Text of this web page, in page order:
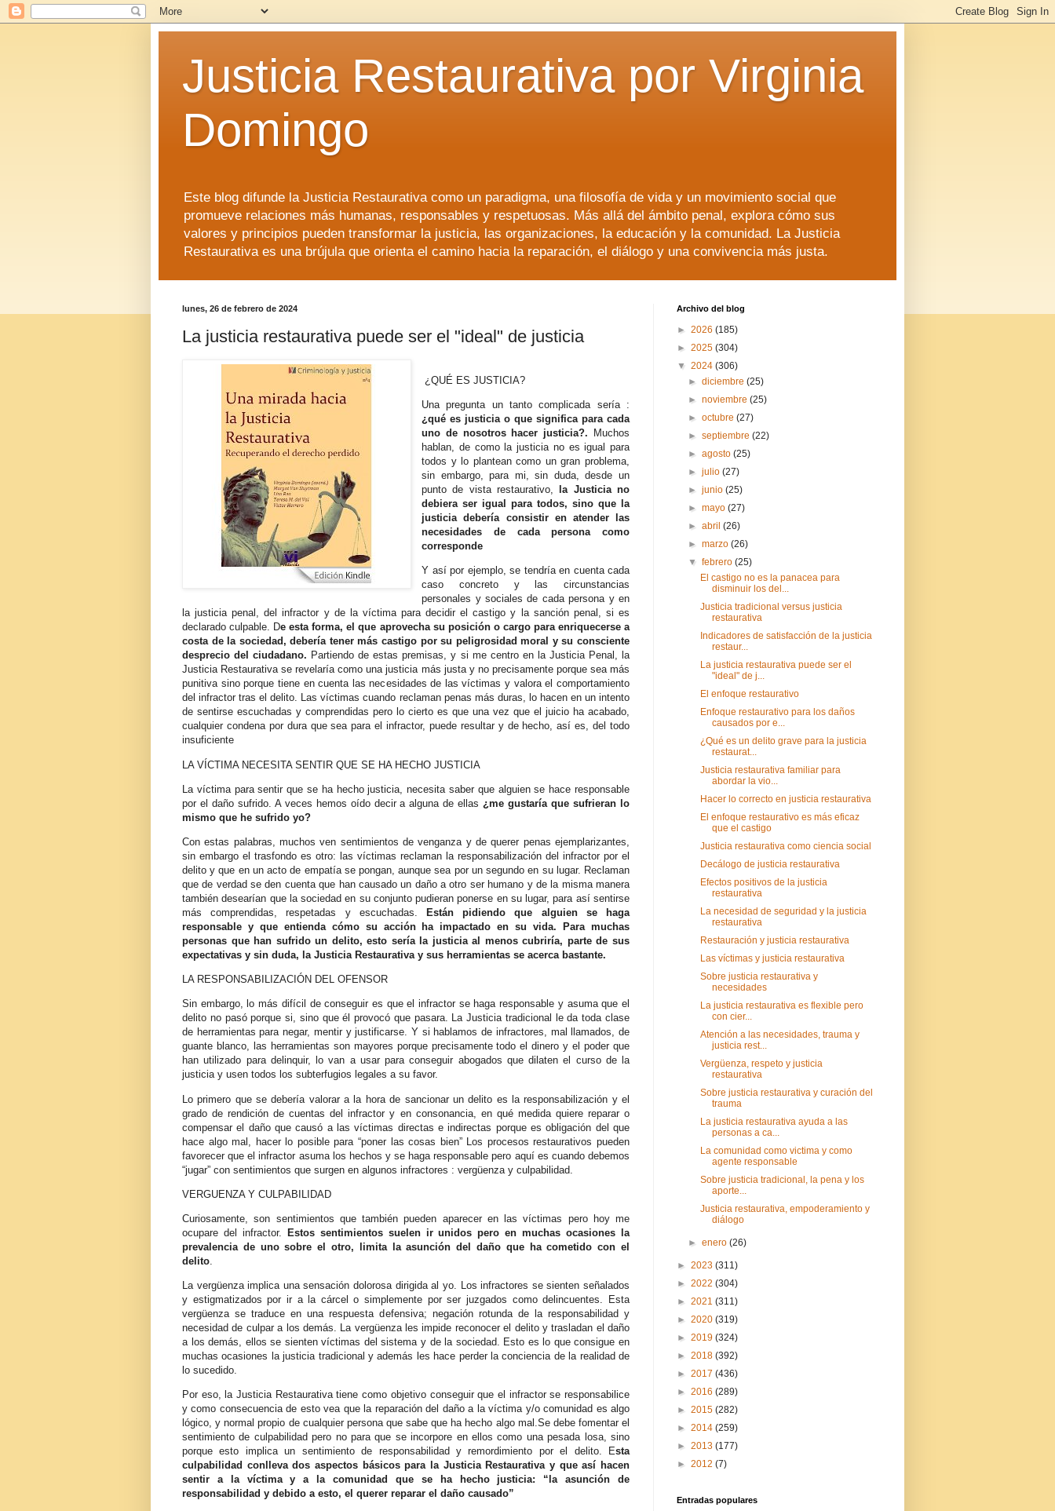
Justicia Restaurativa por Virginia
Domingo
Este blog difunde la Justicia Restaurativa como un paradigma, una filosofía de vida y un movimiento social que
promueve relaciones más humanas, responsables y respetuosas. Más allá del ámbito penal, explora cómo sus
valores y principios pueden transformar la justicia, las organizaciones, la educación y la comunidad. La Justicia
Restaurativa es una brújula que orienta el camino hacia la reparación, el diálogo y una convivencia más justa.
lunes, 26 de febrero de 2024
La justicia restaurativa puede ser el "ideal" de justicia
¿QUÉ ES JUSTICIA?
Una pregunta un tanto complicada sería :
¿qué es justicia o que significa para cada
uno de nosotros hacer justicia?.
Muchos
hablan, de como la justicia no es igual para
todos y lo plantean como un gran problema,
sin embargo, para mi, sin duda, desde un
punto de vista restaurativo,
la Justicia no
debiera ser igual para todos, sino que la
justicia debería consistir en atender las
necesidades de cada persona como
corresponde
Y así por ejemplo, se tendría en cuenta cada
caso concreto y las circunstancias
personales y sociales de cada persona y en
la justicia penal, del infractor y de la víctima para decidir el castigo y la sanción penal, si es
declarado culpable. De esta forma, el que aprovecha su posición o cargo para enriquecerse a
costa de la sociedad, debería tener más castigo por su peligrosidad moral y su consciente
desprecio del ciudadano. Partiendo de estas premisas, y si me centro en la Justicia Penal, la
Justicia Restaurativa se revelaría como una justicia más justa y no precisamente porque sea más
punitiva sino porque tiene en cuenta las necesidades de las víctimas y valora el comportamiento
del infractor tras el delito. Las víctimas cuando reclaman penas más duras, lo hacen en un intento
de sentirse escuchadas y comprendidas pero lo cierto es que una vez que el juicio ha acabado,
cualquier condena por dura que sea para el infractor, puede resultar y de hecho, así es, del todo
insuficiente
LA VÍCTIMA NECESITA SENTIR QUE SE HA HECHO JUSTICIA
La víctima para sentir que se ha hecho justicia, necesita saber que alguien se hace responsable
por el daño sufrido. A veces hemos oído decir a alguna de ellas ¿me gustaría que sufrieran lo
mismo que he sufrido yo?
Con estas palabras, muchos ven sentimientos de venganza y de querer penas ejemplarizantes,
sin embargo el trasfondo es otro: las víctimas reclaman la responsabilización del infractor por el
delito y que en un acto de empatía se pongan, aunque sea por un segundo en su lugar. Reclaman
que de verdad se den cuenta que han causado un daño a otro ser humano y de la misma manera
también desearían que la sociedad en su conjunto pudieran ponerse en su lugar, para así sentirse
más comprendidas, respetadas y escuchadas. Están pidiendo que alguien se haga
responsable y que entienda cómo su acción ha impactado en su vida. Para muchas
personas que han sufrido un delito, esto sería la justicia al menos cubriría, parte de sus
expectativas y sin duda, la Justicia Restaurativa y sus herramientas se acerca bastante.
LA RESPONSABILIZACIÓN DEL OFENSOR
Sin embargo, lo más difícil de conseguir es que el infractor se haga responsable y asuma que el
delito no pasó porque si, sino que él provocó que pasara. La Justicia tradicional le da toda clase
de herramientas para negar, mentir y justificarse. Y si hablamos de infractores, mal llamados, de
guante blanco, las herramientas son mayores porque precisamente todo el dinero y el poder que
han utilizado para delinquir, lo van a usar para conseguir abogados que dilaten el curso de la
justicia y usen todos los subterfugios legales a su favor.
Lo primero que se debería valorar a la hora de sancionar un delito es la responsabilización y el
grado de rendición de cuentas del infractor y en consonancia, en qué medida quiere reparar o
compensar el daño que causó a las víctimas directas e indirectas porque es obligación del que
hace algo mal, hacer lo posible para “poner las cosas bien” Los procesos restaurativos pueden
favorecer que el infractor asuma los hechos y se haga responsable pero aquí es cuando debemos
“jugar” con sentimientos que surgen en algunos infractores : vergüenza y culpabilidad.
VERGUENZA Y CULPABILIDAD
Curiosamente, son sentimientos que también pueden aparecer en las víctimas pero hoy me
ocupare del infractor.
Estos sentimientos suelen ir unidos pero en muchas ocasiones la
prevalencia de uno sobre el otro, limita la asunción del daño que ha cometido con el
delito
La vergüenza implica una sensación dolorosa dirigida al yo. Los infractores se sienten señalados
y estigmatizados por ir a la cárcel o simplemente por ser juzgados como delincuentes. Esta
vergüenza se traduce en una respuesta defensiva; negación rotunda de la responsabilidad y
necesidad de culpar a los demás. La vergüenza les impide reconocer el delito y trasladan el daño
a los demás, ellos se sienten víctimas del sistema y de la sociedad. Esto es lo que consigue en
muchas ocasiones la justicia tradicional y además les hace perder la conciencia de la realidad de
lo sucedido.
Por eso, la Justicia Restaurativa tiene como objetivo conseguir que el infractor se responsabilice
y como consecuencia de esto vea que la reparación del daño a la víctima y/o comunidad es algo
lógico, y normal propio de cualquier persona que sabe que ha hecho algo mal.Se debe fomentar el
sentimiento de culpabilidad pero no para que se incorpore en ellos como una pesada losa, sino
porque esto implica un sentimiento de responsabilidad y remordimiento por el delito. Esta
culpabilidad conlleva dos aspectos básicos para la Justicia Restaurativa y que así hacen
sentir a la víctima y a la comunidad que se ha hecho justicia: “la asunción de
responsabilidad y debido a esto, el querer reparar el daño causado”
Archivo del blog
► 2026 (185)
► 2025 (304)
▼ 2024 (306)
►diciembre(25)
►noviembre(25)
►octubre(27)
►septiembre(22)
►agosto(25)
►julio(27)
►junio(25)
►mayo(27)
►abril(26)
►marzo(26)
▼febrero(25)
El castigo no es la panacea para
disminuir los del...
Justicia tradicional versus justicia
restaurativa
Indicadores de satisfacción de la justicia
restaur...
La justicia restaurativa puede ser el
"ideal" de j...
El enfoque restaurativo
Enfoque restaurativo para los daños
causados por e...
¿Qué es un delito grave para la justicia
restaurat...
Justicia restaurativa familiar para
abordar la vio...
Hacer lo correcto en justicia restaurativa
El enfoque restaurativo es más eficaz
que el castigo
Justicia restaurativa como ciencia social
Decálogo de justicia restaurativa
Efectos positivos de la justicia
restaurativa
La necesidad de seguridad y la justicia
restaurativa
Restauración y justicia restaurativa
Las víctimas y justicia restaurativa
Sobre justicia restaurativa y
necesidades
La justicia restaurativa es flexible pero
con cier...
Atención a las necesidades, trauma y
justicia rest...
Vergüenza, respeto y justicia
restaurativa
Sobre justicia restaurativa y curación del
trauma
La justicia restaurativa ayuda a las
personas a ca...
La comunidad como victima y como
agente responsable
Sobre justicia tradicional, la pena y los
aporte...
Justicia restaurativa, empoderamiento y
diálogo
►enero(26)
► 2023 (311)
► 2022 (304)
► 2021 (311)
► 2020 (319)
► 2019 (324)
► 2018 (392)
► 2017 (436)
► 2016 (289)
► 2015 (282)
► 2014 (259)
► 2013 (177)
► 2012 (7)
Entradas populares